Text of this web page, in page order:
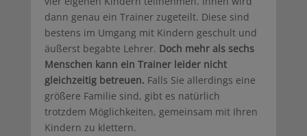
dann genau ein Trainer zugeteilt. Diese sind
bestens im Umgang mit Kindern geschult und
äußerst begabte Lehrer. Doch mehr als sechs
Menschen kann ein Trainer leider nicht
gleichzeitig betreuen. Falls Sie allerdings eine
größere Familie sind, gibt es natürlich
trotzdem Möglichkeiten, gemeinsam mit Ihren
Kindern zu klettern.